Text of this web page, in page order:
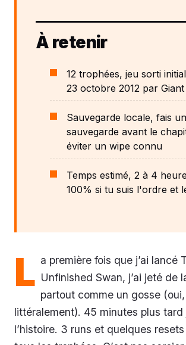
À retenir
12 trophées, jeu sorti
23 octobre 2012 par
Sauvegarde locale, fais
sauvegarde avant le
éviter un wipe connu
Temps estimé, 2 à 4
100% si tu suis l'ordre et
L a première fois que j’ai lancé
Unfinished Swan, j’ai jeté de
partout comme un gosse (oui,
littéralement). 45 minutes plus tard
l’histoire. 3 runs et quelques resets